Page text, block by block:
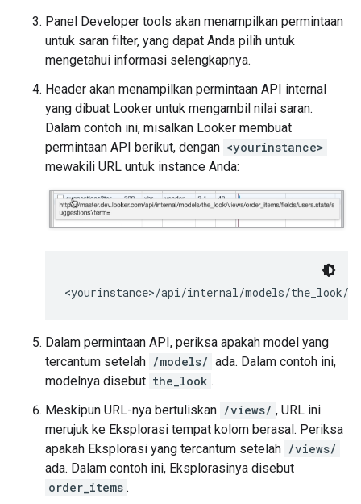
Panel Developer tools akan menampilkan permintaan
untuk saran filter, yang dapat Anda pilih untuk
mengetahui informasi selengkapnya.
Header akan menampilkan permintaan API internal
yang dibuat Looker untuk mengambil nilai saran.
Dalam contoh ini, misalkan Looker membuat
permintaan API berikut, dengan <yourinstance>
mewakili URL untuk instance Anda:
<yourinstance>/api/internal/models/the_look/
Dalam permintaan API, periksa apakah model yang
tercantum setelah /models/ ada. Dalam contoh ini,
modelnya disebut the_look .
Meskipun URL-nya bertuliskan /views/ , URL ini
merujuk ke Eksplorasi tempat kolom berasal. Periksa
apakah Eksplorasi yang tercantum setelah /views/
ada. Dalam contoh ini, Eksplorasinya disebut
order_items .